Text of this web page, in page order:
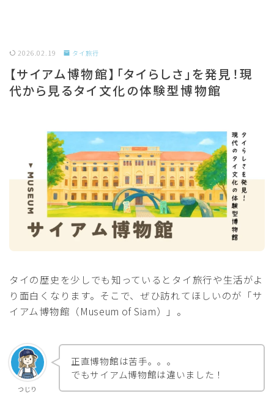
2026.02.19 タイ旅行
【サイアム博物館】「タイらしさ」を発見！現
代から見るタイ文化の体験型博物館
タイの歴史を少しでも知っているとタイ旅行や生活がよ
り面白くなります。そこで、ぜひ訪れてほしいのが「サ
イアム博物館（Museum of Siam）」。
つじり
正直博物館は苦手。。。
でもサイアム博物館は違いました！